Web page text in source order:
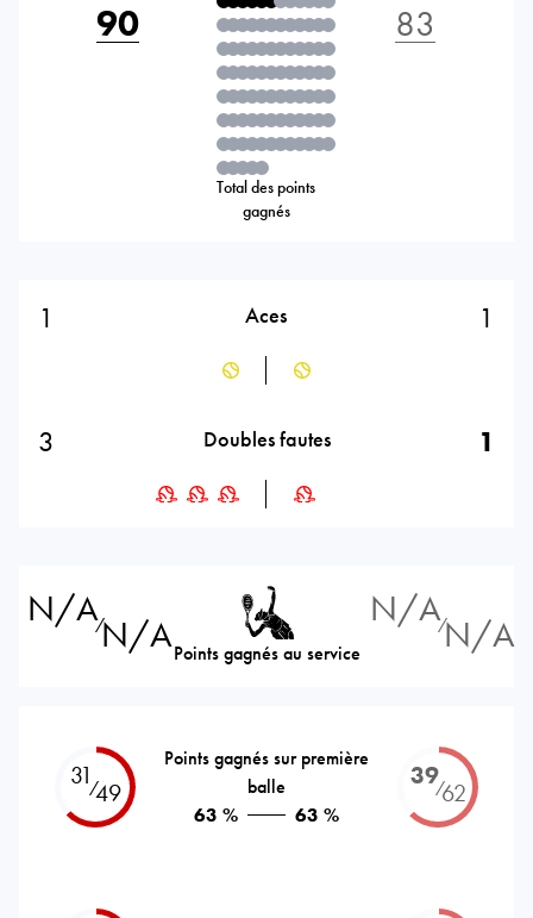
90
Total des points
gagnés
83
1 Aces 1
3 Doubles fautes 1
N/A⁄N/APoints gagnés au service
N/A⁄N/A
31⁄49
Points gagnés sur première
balle
63 %
63 %
39⁄62